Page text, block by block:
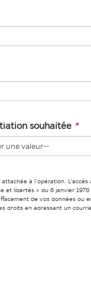
souhaitée *
à l’opération. L'accès
et libertés » du 6 janvier
de vos données ou
droits en adressant un